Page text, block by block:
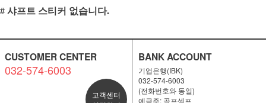
# 샤프트 스티커 없습니다.
CUSTOMER CENTER
032-574-6003
고객센터
BANK ACCOUNT
기업은행(IBK)
032-574-6003
(전화번호와 동일)
예금주: 골프셀프